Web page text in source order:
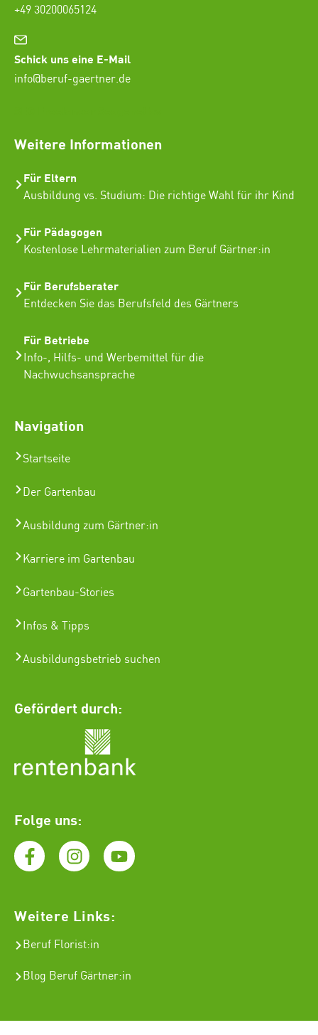
+49 30200065124
Schick uns eine E-Mail
info@beruf-gaertner.de
Weitere Informationen
Für Eltern
Ausbildung vs. Studium: Die richtige Wahl für ihr Kind
Für Pädagogen
Kostenlose Lehrmaterialien zum Beruf Gärtner:in
Für Berufsberater
Entdecken Sie das Berufsfeld des Gärtners
Für Betriebe
Info-, Hilfs- und Werbemittel für die
Nachwuchsansprache
Navigation
Startseite
Der Gartenbau
Ausbildung zum Gärtner:in
Karriere im Gartenbau
Gartenbau-Stories
Infos & Tipps
Ausbildungsbetrieb suchen
Gefördert durch:
Folge uns:
Weitere Links:
Beruf Florist:in
Blog Beruf Gärtner:in